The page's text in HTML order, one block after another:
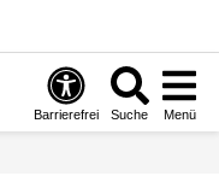
Barrierefrei Suche Menü